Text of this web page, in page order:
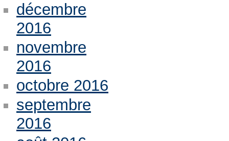
décembre
2016
novembre
2016
octobre 2016
septembre
2016